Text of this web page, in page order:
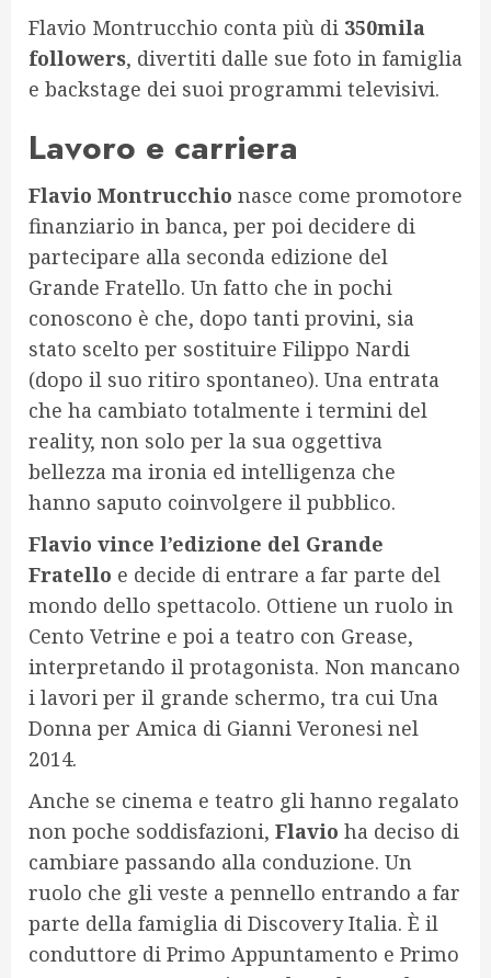
Flavio Montrucchio conta più di 350mila
followers, divertiti dalle sue foto in famiglia
e backstage dei suoi programmi televisivi.
Lavoro e carriera
Flavio Montrucchio nasce come promotore
finanziario in banca, per poi decidere di
partecipare alla seconda edizione del
Grande Fratello. Un fatto che in pochi
conoscono è che, dopo tanti provini, sia
stato scelto per sostituire Filippo Nardi
(dopo il suo ritiro spontaneo). Una entrata
che ha cambiato totalmente i termini del
reality, non solo per la sua oggettiva
bellezza ma ironia ed intelligenza che
hanno saputo coinvolgere il pubblico.
Flavio vince l’edizione del Grande
Fratello e decide di entrare a far parte del
mondo dello spettacolo. Ottiene un ruolo in
Cento Vetrine e poi a teatro con Grease,
interpretando il protagonista. Non mancano
i lavori per il grande schermo, tra cui Una
Donna per Amica di Gianni Veronesi nel
2014.
Anche se cinema e teatro gli hanno regalato
non poche soddisfazioni, Flavio ha deciso di
cambiare passando alla conduzione. Un
ruolo che gli veste a pennello entrando a far
parte della famiglia di Discovery Italia. È il
conduttore di Primo Appuntamento e Primo